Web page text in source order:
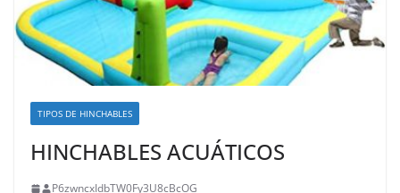
TIPOS DE HINCHABLES
HINCHABLES ACUÁTICOS
P6zwncxIdbTW0Fy3U8cBcOG